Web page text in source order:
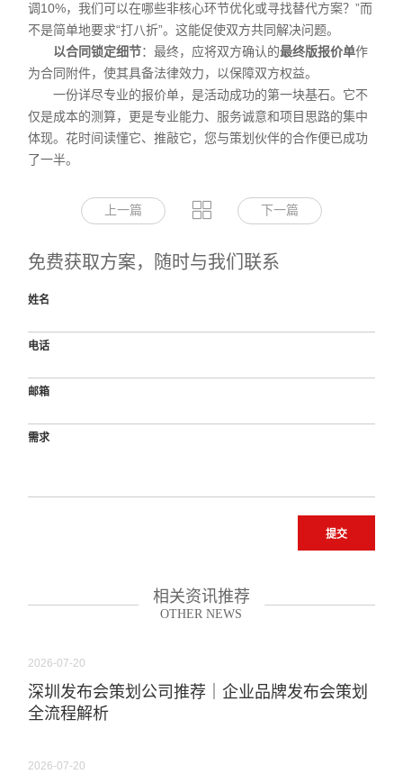
调10%，我们可以在哪些非核心环节优化或寻找替代方案？”而
不是简单地要求“打八折”。这能促使双方共同解决问题。
以合同锁定细节：最终，应将双方确认的最终版报价单作
为合同附件，使其具备法律效力，以保障双方权益。
一份详尽专业的报价单，是活动成功的第一块基石。它不
仅是成本的测算，更是专业能力、服务诚意和项目思路的集中
体现。花时间读懂它、推敲它，您与策划伙伴的合作便已成功
了一半。
上一篇 下一篇
免费获取方案，随时与我们联系
姓名
电话
邮箱
需求
提交
相关资讯推荐
OTHER NEWS
2026-07-20
深圳发布会策划公司推荐｜企业品牌发布会策划
全流程解析
2026-07-20